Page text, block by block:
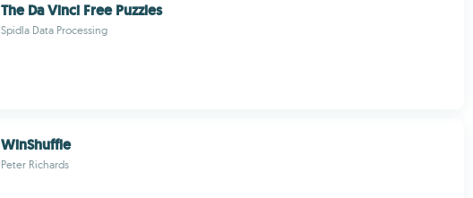
The Da Vinci Free Puzzles
Spidla Data Processing
WinShuffle
Peter Richards